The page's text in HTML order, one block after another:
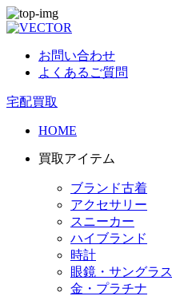
お問い合わせ
よくあるご質問
宅配買取
HOME
買取アイテム
ブランド古着
アクセサリー
スニーカー
ハイブランド
時計
眼鏡・サングラス
金・プラチナ